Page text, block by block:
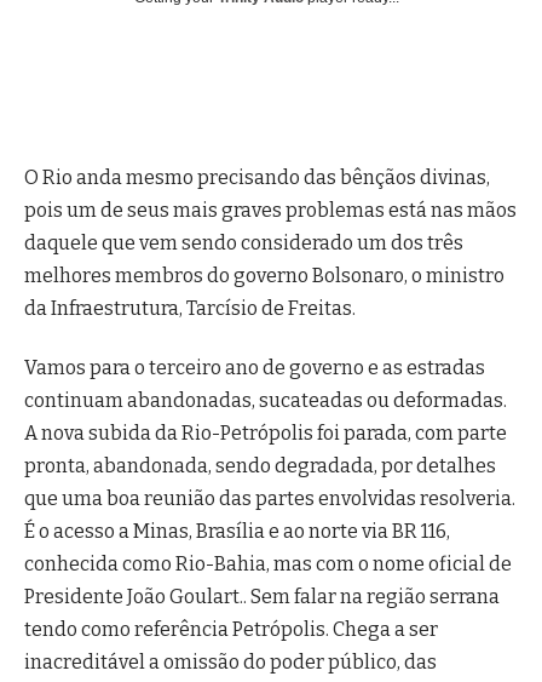
O Rio anda mesmo precisando das bênçãos divinas,
pois um de seus mais graves problemas está nas mãos
daquele que vem sendo considerado um dos três
melhores membros do governo Bolsonaro, o ministro
da Infraestrutura, Tarcísio de Freitas.
Vamos para o terceiro ano de governo e as estradas
continuam abandonadas, sucateadas ou deformadas.
A nova subida da Rio-Petrópolis foi parada, com parte
pronta, abandonada, sendo degradada, por detalhes
que uma boa reunião das partes envolvidas resolveria.
É o acesso a Minas, Brasília e ao norte via BR 116,
conhecida como Rio-Bahia, mas com o nome oficial de
Presidente João Goulart.. Sem falar na região serrana
tendo como referência Petrópolis. Chega a ser
inacreditável a omissão do poder público, das